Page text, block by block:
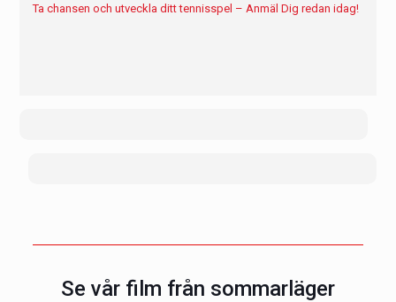
Ta chansen och utveckla ditt tennisspel – Anmäl Dig redan idag!
Se vår film från sommarläger